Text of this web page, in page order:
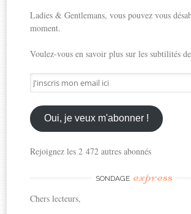
Ladies & Gentlemans, vous pouvez vous
moment.
Voulez-vous en savoir plus sur les subtilités
J'inscris
mon
email
ici
Oui, je veux m'abonner !
Rejoignez les 2 472 autres abonnés
SONDAGE express
Chers lecteurs,